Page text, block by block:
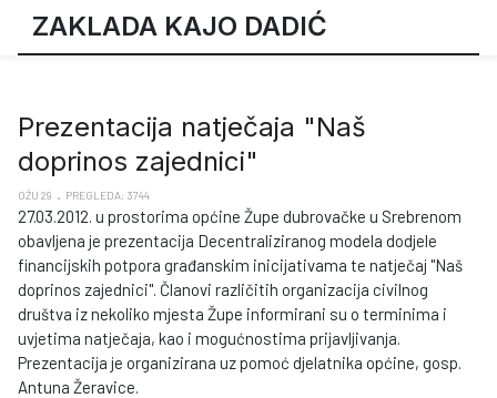
ZAKLADA KAJO DADIĆ
Prezentacija natječaja "Naš
doprinos zajednici"
OŽU 29 PREGLEDA: 3744
27.03.2012. u prostorima općine Župe dubrovačke u Srebrenom
obavljena je prezentacija Decentraliziranog modela dodjele
financijskih potpora građanskim inicijativama te natječaj "Naš
doprinos zajednici". Članovi različitih organizacija civilnog
društva iz nekoliko mjesta Župe informirani su o terminima i
uvjetima natječaja, kao i mogućnostima prijavljivanja.
Prezentacija je organizirana uz pomoć djelatnika općine, gosp.
Antuna Žeravice.